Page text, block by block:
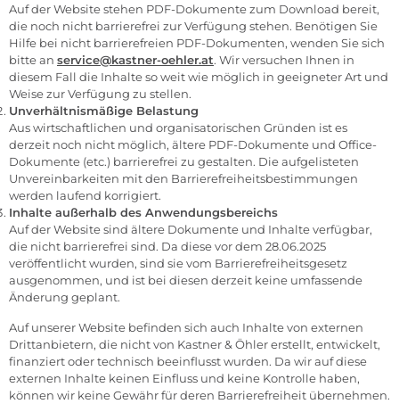
Auf der Website stehen PDF-Dokumente zum Download bereit,
die noch nicht barrierefrei zur Verfügung stehen. Benötigen Sie
Hilfe bei nicht barrierefreien PDF-Dokumenten, wenden Sie sich
bitte an service@kastner-oehler.at. Wir versuchen Ihnen in
diesem Fall die Inhalte so weit wie möglich in geeigneter Art und
Weise zur Verfügung zu stellen.
Unverhältnismäßige Belastung
Aus wirtschaftlichen und organisatorischen Gründen ist es
derzeit noch nicht möglich, ältere PDF-Dokumente und Office-
Dokumente (etc.) barrierefrei zu gestalten. Die aufgelisteten
Unvereinbarkeiten mit den Barrierefreiheitsbestimmungen
werden laufend korrigiert.
Inhalte außerhalb des Anwendungsbereichs
Auf der Website sind ältere Dokumente und Inhalte verfügbar,
die nicht barrierefrei sind. Da diese vor dem 28.06.2025
veröffentlicht wurden, sind sie vom Barrierefreiheitsgesetz
ausgenommen, und ist bei diesen derzeit keine umfassende
Änderung geplant.
Auf unserer Website befinden sich auch Inhalte von externen
Drittanbietern, die nicht von Kastner & Öhler erstellt, entwickelt,
finanziert oder technisch beeinflusst wurden. Da wir auf diese
externen Inhalte keinen Einfluss und keine Kontrolle haben,
können wir keine Gewähr für deren Barrierefreiheit übernehmen.